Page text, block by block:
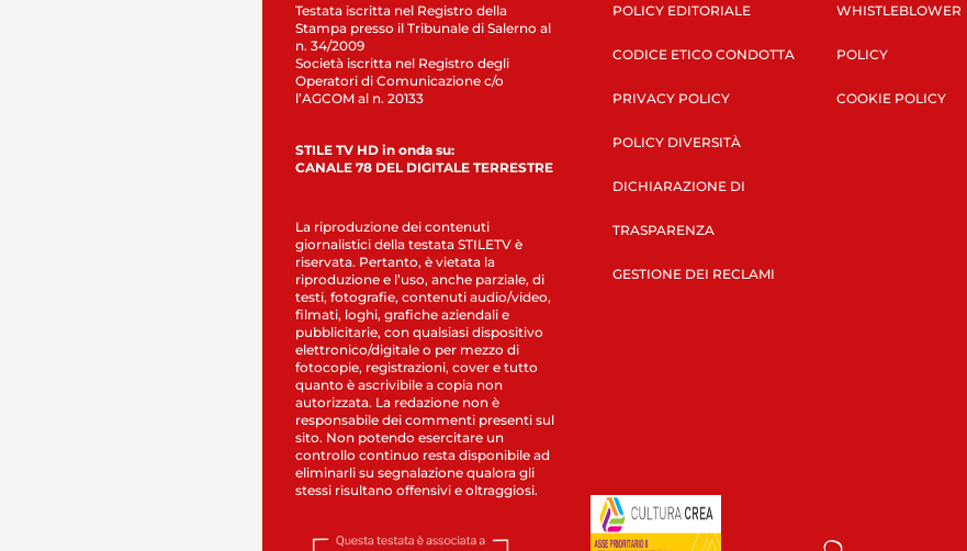
Testata iscritta nel Registro della
Stampa presso il Tribunale di Salerno al
n. 34/2009
Società iscritta nel Registro degli
Operatori di Comunicazione c/o
l’AGCOM al n. 20133
STILE TV HD in onda su:
CANALE 78 DEL DIGITALE TERRESTRE
La riproduzione dei contenuti
giornalistici della testata STILETV è
riservata. Pertanto, è vietata la
riproduzione e l’uso, anche parziale, di
testi, fotografie, contenuti audio/video,
filmati, loghi, grafiche aziendali e
pubblicitarie, con qualsiasi dispositivo
elettronico/digitale o per mezzo di
fotocopie, registrazioni, cover e tutto
quanto è ascrivibile a copia non
autorizzata. La redazione non è
responsabile dei commenti presenti sul
sito. Non potendo esercitare un
controllo continuo resta disponibile ad
eliminarli su segnalazione qualora gli
stessi risultano offensivi e oltraggiosi.
POLICY EDITORIALE
CODICE ETICO CONDOTTA
PRIVACY POLICY
POLICY DIVERSITÀ
DICHIARAZIONE DI
TRASPARENZA
GESTIONE DEI RECLAMI
WHISTLEBLOWER
POLICY
COOKIE POLICY